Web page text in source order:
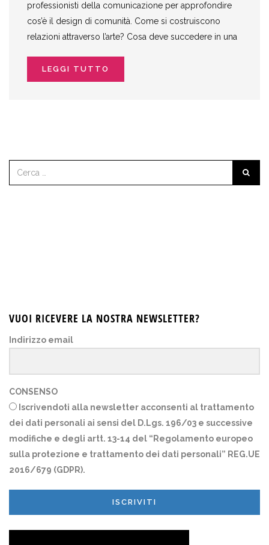
professionisti della comunicazione per approfondire
cos’è il design di comunità. Come si costruiscono
relazioni attraverso l’arte? Cosa deve succedere in una
LEGGI TUTTO
VUOI RICEVERE LA NOSTRA NEWSLETTER?
Indirizzo email
CONSENSO
Iscrivendoti alla newsletter acconsenti al trattamento
dei dati personali ai sensi del D.Lgs. 196/03 e successive
modifiche e degli artt. 13-14 del “Regolamento europeo
sulla protezione e trattamento dei dati personali” REG.UE
2016/679 (GDPR).
ISCRIVITI